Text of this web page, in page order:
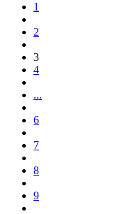
1
2
3
4
...
6
7
8
9